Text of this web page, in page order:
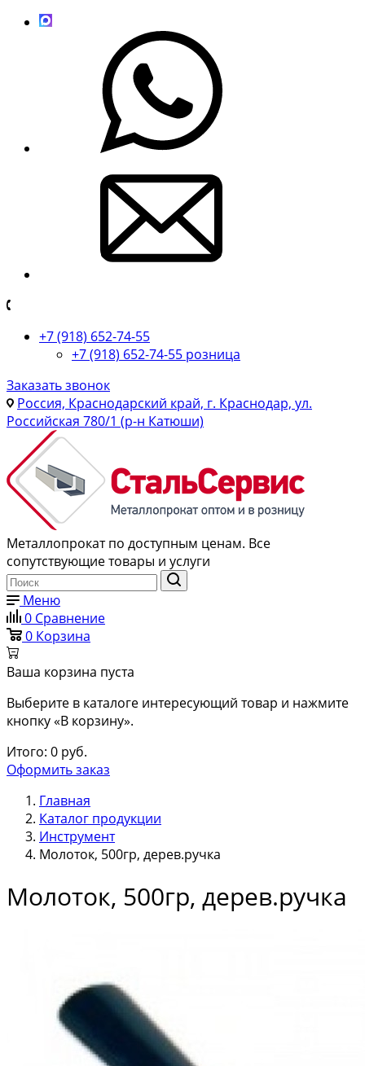
+7 (918) 652-74-55
+7 (918) 652-74-55 розница
Заказать звонок
Россия, Краснодарский край, г. Краснодар, ул.
Российская 780/1 (р-н Катюши)
Металлопрокат по доступным ценам. Все
сопутствующие товары и услуги
Меню
0 Сравнение
0 Корзина
Ваша корзина пуста
Выберите в каталоге интересующий товар и нажмите
кнопку «В корзину».
Итого: 0 руб.
Оформить заказ
Главная
Каталог продукции
Инструмент
Молоток, 500гр, дерев.ручка
Молоток, 500гр, дерев.ручка